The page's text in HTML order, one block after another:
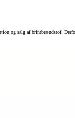
og salg af brintbrændstof.